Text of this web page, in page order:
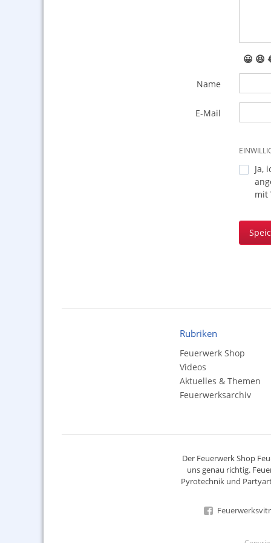
😀 😆
Name
E-Mail
Ja,
mit
Rubriken
Feuerwerk Shop
Videos
Aktuelles & Themen
Feuerwerksarchiv
Der Feuerwerk Shop
uns genau richtig.
Pyrotechnikund